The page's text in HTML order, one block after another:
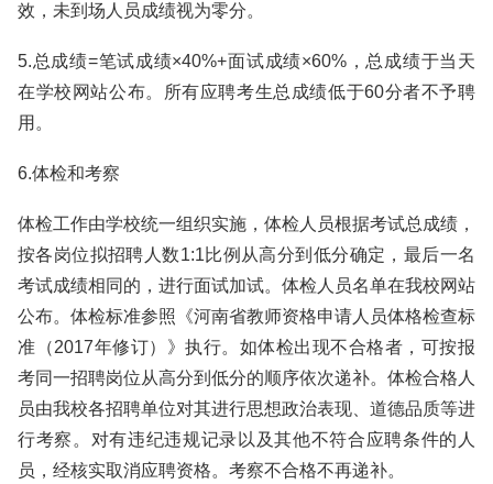
效，未到场人员成绩视为零分。
5.总成绩=笔试成绩×40%+面试成绩×60%，总成绩于当天
在学校网站公布。所有应聘考生总成绩低于60分者不予聘
用。
6.体检和考察
体检工作由学校统一组织实施，体检人员根据考试总成绩，
按各岗位拟招聘人数1:1比例从高分到低分确定，最后一名
考试成绩相同的，进行面试加试。体检人员名单在我校网站
公布。体检标准参照《河南省教师资格申请人员体格检查标
准（2017年修订）》执行。如体检出现不合格者，可按报
考同一招聘岗位从高分到低分的顺序依次递补。体检合格人
员由我校各招聘单位对其进行思想政治表现、道德品质等进
行考察。对有违纪违规记录以及其他不符合应聘条件的人
员，经核实取消应聘资格。考察不合格不再递补。